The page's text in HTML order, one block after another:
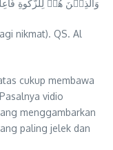
وَالَّذِيۡنَ هُمۡ لِلزَّكٰوةِ
nikmat). QS. Al
cukup membawa
vidio
menggambarkan
paling jelek dan